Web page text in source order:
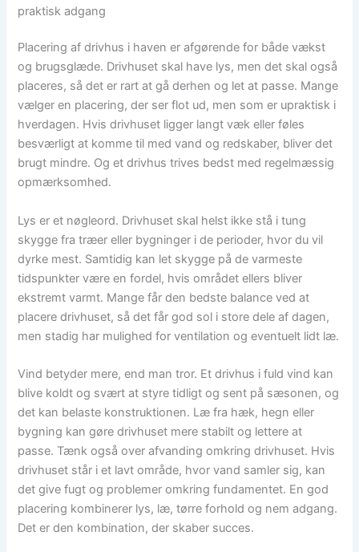
praktisk adgang
Placering af drivhus i haven er afgørende for både vækst
og brugsglæde. Drivhuset skal have lys, men det skal også
placeres, så det er rart at gå derhen og let at passe. Mange
vælger en placering, der ser flot ud, men som er upraktisk i
hverdagen. Hvis drivhuset ligger langt væk eller føles
besværligt at komme til med vand og redskaber, bliver det
brugt mindre. Og et drivhus trives bedst med regelmæssig
opmærksomhed.
Lys er et nøgleord. Drivhuset skal helst ikke stå i tung
skygge fra træer eller bygninger i de perioder, hvor du vil
dyrke mest. Samtidig kan let skygge på de varmeste
tidspunkter være en fordel, hvis området ellers bliver
ekstremt varmt. Mange får den bedste balance ved at
placere drivhuset, så det får god sol i store dele af dagen,
men stadig har mulighed for ventilation og eventuelt lidt læ.
Vind betyder mere, end man tror. Et drivhus i fuld vind kan
blive koldt og svært at styre tidligt og sent på sæsonen, og
det kan belaste konstruktionen. Læ fra hæk, hegn eller
bygning kan gøre drivhuset mere stabilt og lettere at
passe. Tænk også over afvanding omkring drivhuset. Hvis
drivhuset står i et lavt område, hvor vand samler sig, kan
det give fugt og problemer omkring fundamentet. En god
placering kombinerer lys, læ, tørre forhold og nem adgang.
Det er den kombination, der skaber succes.